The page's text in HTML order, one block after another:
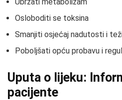
Osloboditi se toksina
Smanjiti osjećaj nadutosti i
Poboljšati opću probavu i
Uputa o lijeku:
pacijente